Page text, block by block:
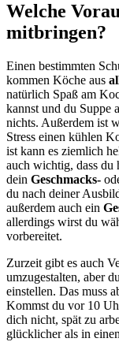
Welche
mitbringen?
Einen bestimmten
kommen Köche aus
natürlich Spaß am
kannst und du Suppe
nichts. Außerdem ist
Stress einen kühlen
ist kann es ziemlich
auch wichtig, dass du
dein Geschmacks-
du nach deiner
außerdem auch ein
allerdings wirst du
vorbereitet.
Zurzeit gibt es auch
umzugestalten, aber
einstellen. Das muss
Kommst du vor 10
dich nicht, spät zu
glücklicher als in